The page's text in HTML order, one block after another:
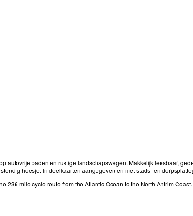
autovrije paden en rustige landschapswegen. Makkelijk leesbaar,
hoesje. In deelkaarten aangegeven en met stads- en
236 mile cycle route from the Atlantic Ocean to the North Antrim Coast.